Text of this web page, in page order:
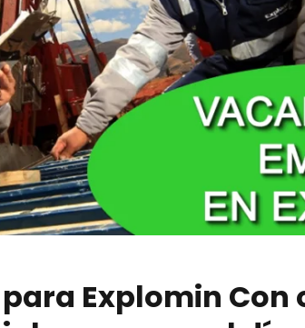
Explomin Con